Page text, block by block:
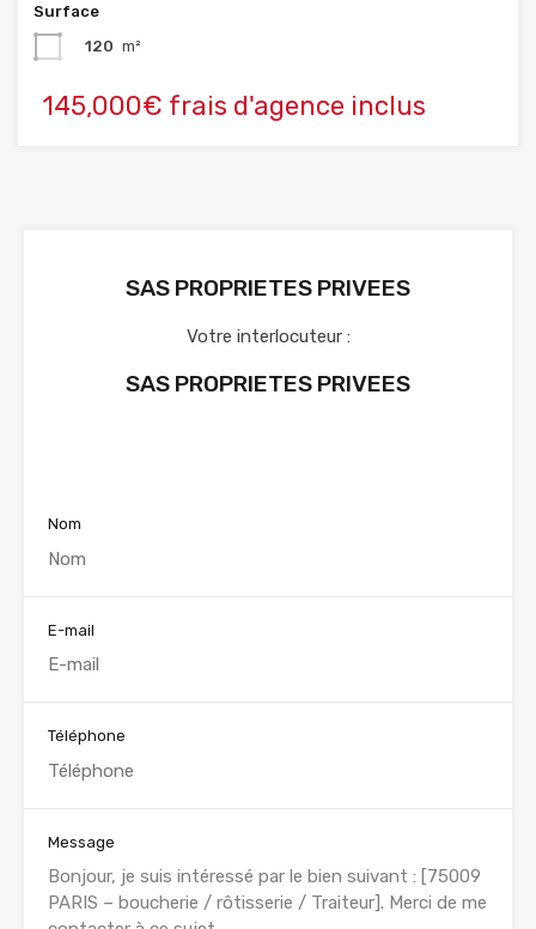
Surface
120 m²
145,000€ frais d'agence inclus
SAS PROPRIETES PRIVEES
Votre interlocuteur :
SAS PROPRIETES PRIVEES
Nom
E-mail
Téléphone
Message